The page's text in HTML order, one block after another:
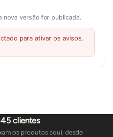
nova versão for publicada.
para ativar os avisos.
clientes
os produtos aqui, desde